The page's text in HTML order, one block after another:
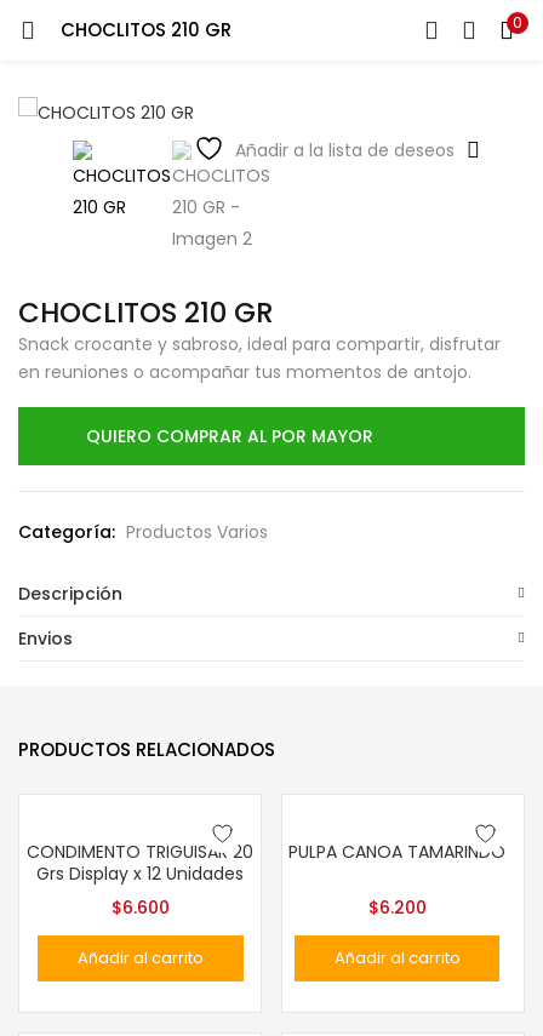
CHOCLITOS 210 GR 0
Añadir a la lista de deseos
CHOCLITOS 210 GR
Snack crocante y sabroso, ideal para compartir, disfrutar
en reuniones o acompañar tus momentos de antojo.
QUIERO COMPRAR AL POR MAYOR
Categoría: Productos Varios
Descripción
Envios
PRODUCTOS RELACIONADOS
CONDIMENTO TRIGUISAR 20
Grs Display x 12 Unidades
$6.600
Añadir al carrito
PULPA CANOA TAMARINDO
$6.200
Añadir al carrito
LOGIN
Ingresa tu correo y contraseña para iniciar sesión.
Login